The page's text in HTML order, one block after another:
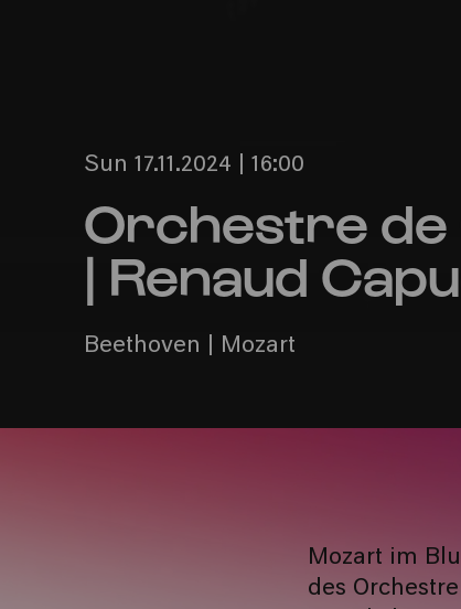
Sun 17.11.2024 | 16:00
Orchestre de
| Renaud
Beethoven | Mozart
Mozart im
des